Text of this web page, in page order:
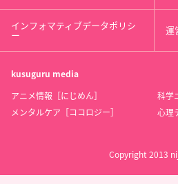
インフォマティブデータポリシ
ー 運
kusuguru media
アニメ情報［にじめん］
科学
メンタルケア［ココロジー］
心理
Copyright 2013